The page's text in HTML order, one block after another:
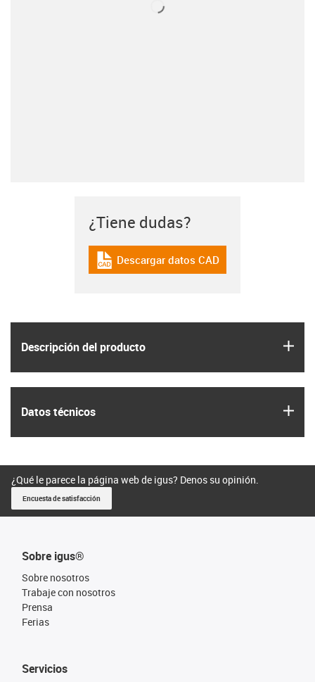
Descripción del producto
Datos técnicos
¿Tiene dudas?
igus-icon-cad-dateien
Descargar datos CAD
¿Qué le parece la página web de igus? Denos su opinión.
Encuesta de satisfacción
Sobre igus®
Sobre nosotros
Trabaje con nosotros
Prensa
Ferias
Servicios